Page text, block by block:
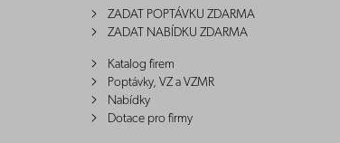
ZADAT POPTÁVKU ZDARMA
ZADAT NABÍDKU ZDARMA
Katalog firem
Poptávky, VZ a VZMR
Nabídky
Dotace pro firmy